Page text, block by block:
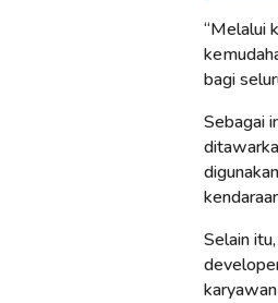
“Melalui
bagi
Sebagai
Selain